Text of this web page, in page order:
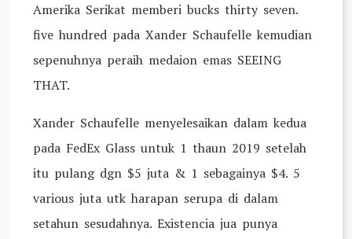
Amerika Serikat memberi bucks thirty seven.
five hundred pada Xander Schaufelle kemudian
sepenuhnya peraih medaion emas SEEING
THAT.
Xander Schaufelle menyelesaikan dalam kedua
pada FedEx Glass untuk 1 thaun 2019 setelah
itu pulang dgn $5 juta & 1 sebagainya $4. 5
various juta utk harapan serupa di dalam
setahun sesudahnya. Existencia jua punya